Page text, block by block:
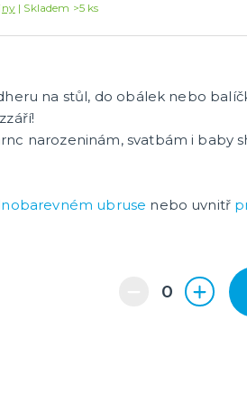
Party piňaty
Přáníčka
Nafukovačky
Žertovné předměty
Společenské, stolní
další kategorie
Skladem >5 ks
na stůl, do obálek nebo
narozeninám, svatbám i baby
ubruse nebo uvnitř